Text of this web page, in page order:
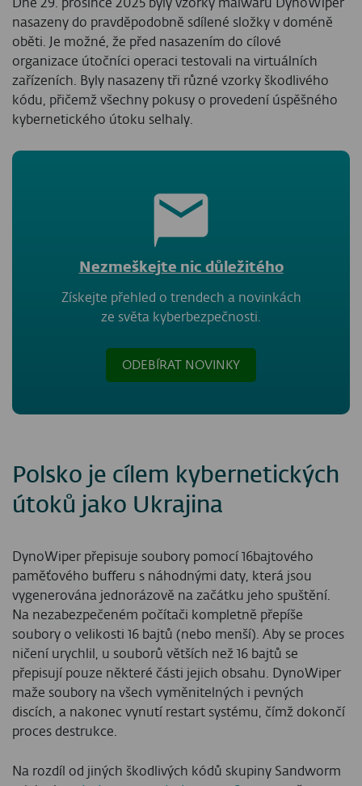
Dne 29. prosince 2025 byly vzorky malwaru DynoWiper
nasazeny do pravděpodobně sdílené složky v doméně
oběti. Je možné, že před nasazením do cílové
organizace útočníci operaci testovali na virtuálních
zařízeních. Byly nasazeny tři různé vzorky škodlivého
kódu, přičemž všechny pokusy o provedení úspěšného
kybernetického útoku selhaly.
Nezmeškejte nic důležitého
Získejte přehled o trendech a novinkách
ze světa kyberbezpečnosti.
ODEBÍRAT NOVINKY
Polsko je cílem kybernetických
útoků jako Ukrajina
DynoWiper přepisuje soubory pomocí 16bajtového
paměťového bufferu s náhodnými daty, která jsou
vygenerována jednorázově na začátku jeho spuštění.
Na nezabezpečeném počítači kompletně přepíše
soubory o velikosti 16 bajtů (nebo menší). Aby se proces
ničení urychlil, u souborů větších než 16 bajtů se
přepisují pouze některé části jejich obsahu. DynoWiper
maže soubory na všech vyměnitelných i pevných
discích, a nakonec vynutí restart systému, čímž dokončí
proces destrukce.
Na rozdíl od jiných škodlivých kódů skupiny Sandworm